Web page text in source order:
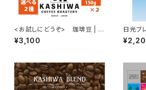
<お試しにどうぞ> 珈琲豆 | 選
¥3,100
日光ブ